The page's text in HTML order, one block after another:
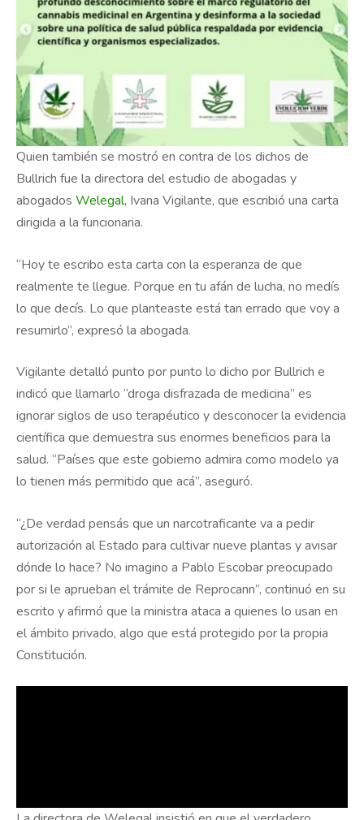
Quien también se mostró en contra de los dichos de
Bullrich fue la directora del estudio de abogadas y
abogados Welegal, Ivana Vigilante, que escribió una carta
dirigida a la funcionaria.
“Hoy te escribo esta carta con la esperanza de que
realmente te llegue. Porque en tu afán de lucha, no medís
lo que decís. Lo que planteaste está tan errado que voy a
resumirlo”, expresó la abogada.
Vigilante detalló punto por punto lo dicho por Bullrich e
indicó que llamarlo “droga disfrazada de medicina” es
ignorar siglos de uso terapéutico y desconocer la evidencia
científica que demuestra sus enormes beneficios para la
salud. “Países que este gobierno admira como modelo ya
lo tienen más permitido que acá”, aseguró.
“¿De verdad pensás que un narcotraficante va a pedir
autorización al Estado para cultivar nueve plantas y avisar
dónde lo hace? No imagino a Pablo Escobar preocupado
por si le aprueban el trámite de Reprocann”, continuó en su
escrito y afirmó que la ministra ataca a quienes lo usan en
el ámbito privado, algo que está protegido por la propia
Constitución.